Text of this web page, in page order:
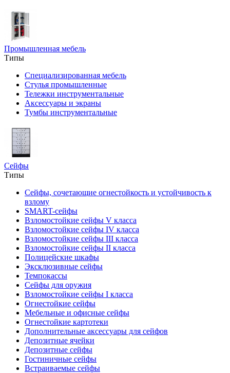
Промышленная мебель
Типы
Специализированная мебель
Стулья промышленные
Тележки инструментальные
Аксессуары и экраны
Тумбы инструментальные
Сейфы
Типы
Сейфы, сочетающие огнестойкость и устойчивость к
взлому
SMART-сейфы
Взломостойкие сейфы V класса
Взломостойкие сейфы IV класса
Взломостойкие сейфы III класса
Взломостойкие сейфы II класса
Полицейские шкафы
Эксклюзивные сейфы
Темпокассы
Сейфы для оружия
Взломостойкие сейфы I класса
Огнестойкие сейфы
Мебельные и офисные сейфы
Огнестойкие картотеки
Дополнительные аксессуары для сейфов
Депозитные ячейки
Депозитные сейфы
Гостиничные сейфы
Встраиваемые сейфы